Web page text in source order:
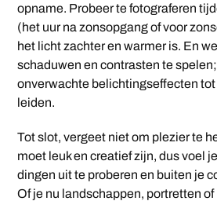
opname. Probeer te fotograferen
(het uur na zonsopgang of voor
het licht zachter en warmer is. En
schaduwen en contrasten te
onverwachte belichtingseffecten
leiden.
Tot slot, vergeet niet om plezier te
moet leuk en creatief zijn, dus voel
dingen uit te proberen en buiten je
Of je nu landschappen, portretten